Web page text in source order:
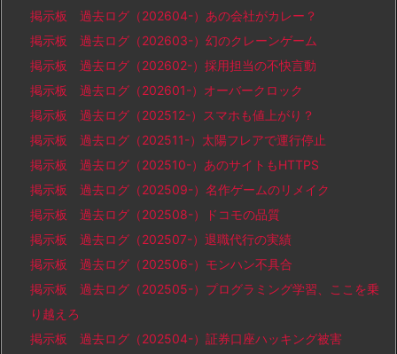
掲示板 過去ログ（202604-）あの会社がカレー？
掲示板 過去ログ（202603-）幻のクレーンゲーム
掲示板 過去ログ（202602-）採用担当の不快言動
掲示板 過去ログ（202601-）オーバークロック
掲示板 過去ログ（202512-）スマホも値上がり？
掲示板 過去ログ（202511-）太陽フレアで運行停止
掲示板 過去ログ（202510-）あのサイトもHTTPS
掲示板 過去ログ（202509-）名作ゲームのリメイク
掲示板 過去ログ（202508-）ドコモの品質
掲示板 過去ログ（202507-）退職代行の実績
掲示板 過去ログ（202506-）モンハン不具合
掲示板 過去ログ（202505-）プログラミング学習、ここを乗
り越えろ
掲示板 過去ログ（202504-）証券口座ハッキング被害